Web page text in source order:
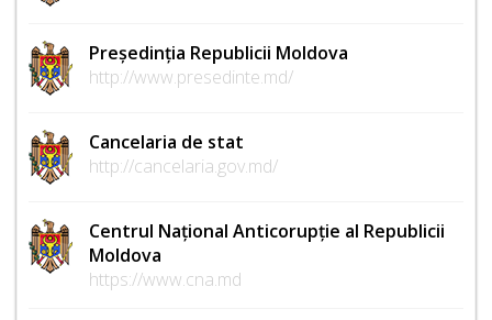
Președinția Republicii Moldova
http://www.presedinte.md/
Cancelaria de stat
http://cancelaria.gov.md/
Centrul Național Anticorupție al Republicii
Moldova
https://www.cna.md